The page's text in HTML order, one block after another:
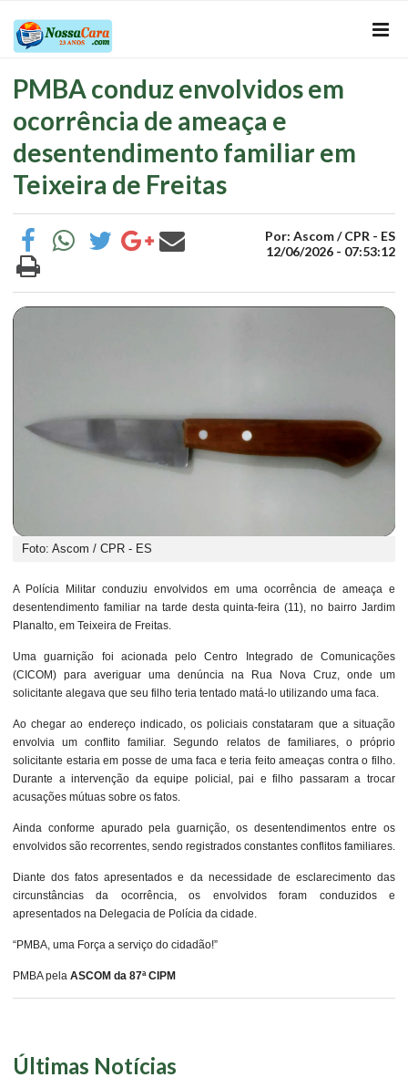
PMBA conduz envolvidos em
ocorrência de ameaça e
desentendimento familiar em
Teixeira de Freitas
Por: Ascom / CPR - ES
12/06/2026 - 07:53:12
Foto: Ascom / CPR - ES
A Polícia Militar conduziu envolvidos em uma ocorrência de ameaça e
desentendimento familiar na tarde desta quinta-feira (11), no bairro Jardim
Planalto, em Teixeira de Freitas.
Uma guarnição foi acionada pelo Centro Integrado de Comunicações
(CICOM) para averiguar uma denúncia na Rua Nova Cruz, onde um
solicitante alegava que seu filho teria tentado matá-lo utilizando uma faca.
Ao chegar ao endereço indicado, os policiais constataram que a situação
envolvia um conflito familiar. Segundo relatos de familiares, o próprio
solicitante estaria em posse de uma faca e teria feito ameaças contra o filho.
Durante a intervenção da equipe policial, pai e filho passaram a trocar
acusações mútuas sobre os fatos.
Ainda conforme apurado pela guarnição, os desentendimentos entre os
envolvidos são recorrentes, sendo registrados constantes conflitos familiares.
Diante dos fatos apresentados e da necessidade de esclarecimento das
circunstâncias da ocorrência, os envolvidos foram conduzidos e
apresentados na Delegacia de Polícia da cidade.
“PMBA, uma Força a serviço do cidadão!”
PMBA pela ASCOM da 87ª CIPM
Últimas Notícias